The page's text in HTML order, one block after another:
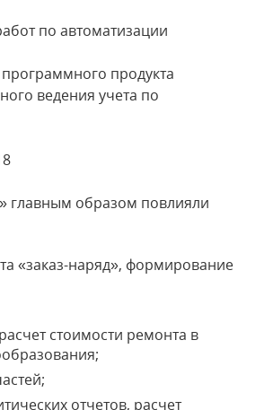
по автоматизации
продукта
ведения учета по
главным образом повлияли
«заказ-наряд», формирование
стоимости ремонта в
отчетов, расчет